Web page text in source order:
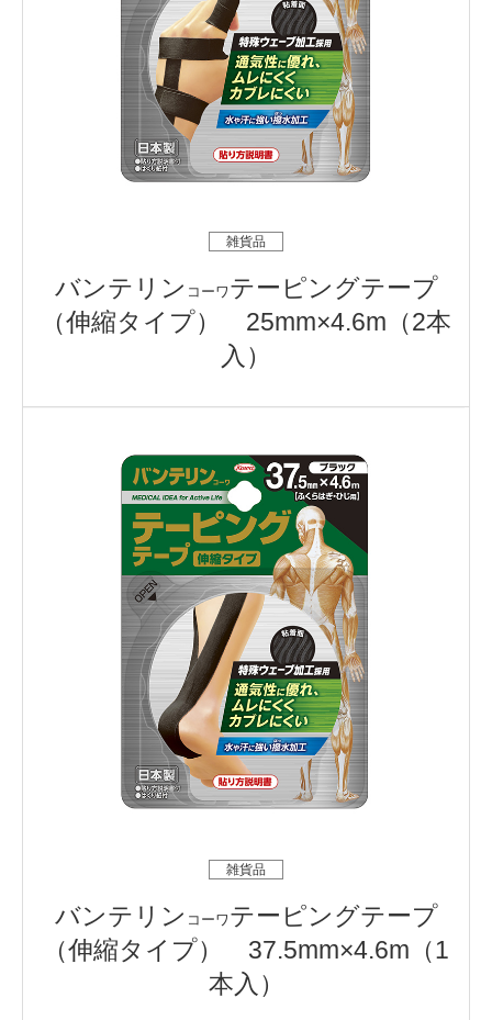
雑貨品
バンテリン コーワ テーピングテープ
（伸縮タイプ） 25mm×4.6m（2本
入）
雑貨品
バンテリン コーワ テーピングテープ
（伸縮タイプ） 37.5mm×4.6m（1
本入）